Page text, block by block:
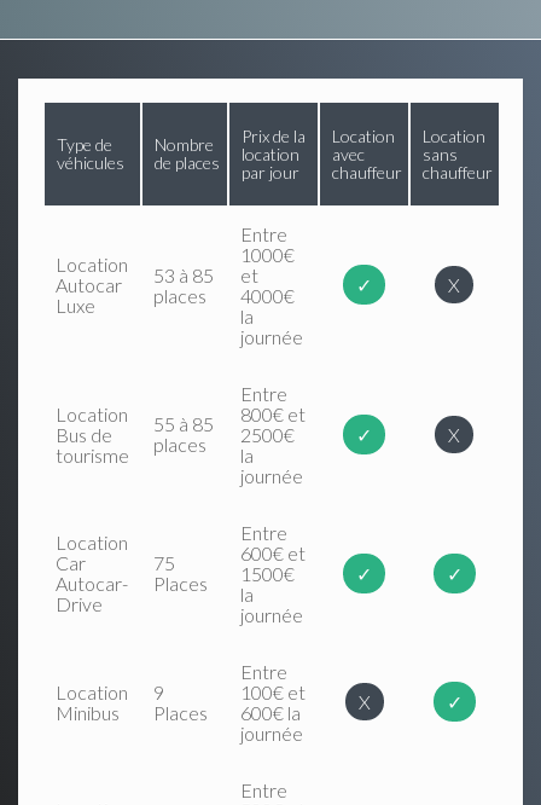
Type de
véhicules
Nombre
de places
Prix de la
location
par jour
Location
avec
chauffeur
Location
sans
chauffeur
Location
Autocar
Luxe
53 à 85
places
Entre
1000€
et
4000€
la
journée
✓ X
Location
Bus de
tourisme
55 à 85
places
Entre
800€ et
2500€
la
journée
✓ X
Location
Car
Autocar-
Drive
75
Places
Entre
600€ et
1500€
la
journée
✓ ✓
Location
Minibus
9
Places
Entre
100€ et
600€ la
journée
X ✓
Entre